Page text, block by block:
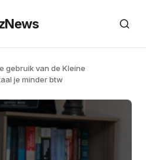
gebruik van de Kleine
je minder btw